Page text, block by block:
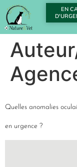
EN
Quelles anomalies
en urgence ?